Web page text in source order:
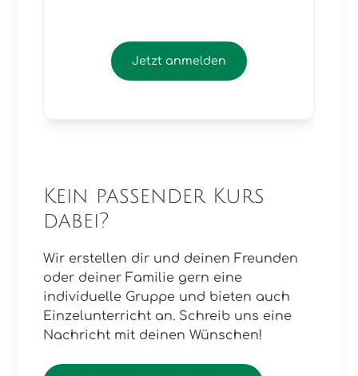
er mikilvægt að hafa klárað A2
stigið til geta fylgst með. Endilega
hafðu samband ef þú ert óörygg/ur
Jetzt anmelden
Kein passender Kurs
dabei?
Wir erstellen dir und deinen Freunden
oder deiner Familie gern eine
individuelle Gruppe und bieten auch
Einzelunterricht an. Schreib uns eine
Nachricht mit deinen Wünschen!